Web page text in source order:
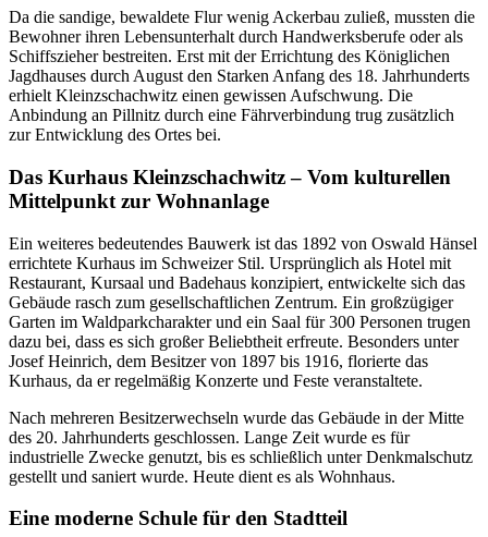
Da die sandige, bewaldete Flur wenig Ackerbau zuließ, mussten die
Bewohner ihren Lebensunterhalt durch Handwerksberufe oder als
Schiffszieher bestreiten. Erst mit der Errichtung des Königlichen
Jagdhauses durch August den Starken Anfang des 18. Jahrhunderts
erhielt Kleinzschachwitz einen gewissen Aufschwung. Die
Anbindung an Pillnitz durch eine Fährverbindung trug zusätzlich
zur Entwicklung des Ortes bei.
Das Kurhaus Kleinzschachwitz – Vom kulturellen
Mittelpunkt zur Wohnanlage
Ein weiteres bedeutendes Bauwerk ist das 1892 von Oswald Hänsel
errichtete Kurhaus im Schweizer Stil. Ursprünglich als Hotel mit
Restaurant, Kursaal und Badehaus konzipiert, entwickelte sich das
Gebäude rasch zum gesellschaftlichen Zentrum. Ein großzügiger
Garten im Waldparkcharakter und ein Saal für 300 Personen trugen
dazu bei, dass es sich großer Beliebtheit erfreute. Besonders unter
Josef Heinrich, dem Besitzer von 1897 bis 1916, florierte das
Kurhaus, da er regelmäßig Konzerte und Feste veranstaltete.
Nach mehreren Besitzerwechseln wurde das Gebäude in der Mitte
des 20. Jahrhunderts geschlossen. Lange Zeit wurde es für
industrielle Zwecke genutzt, bis es schließlich unter Denkmalschutz
gestellt und saniert wurde. Heute dient es als Wohnhaus.
Eine moderne Schule für den Stadtteil